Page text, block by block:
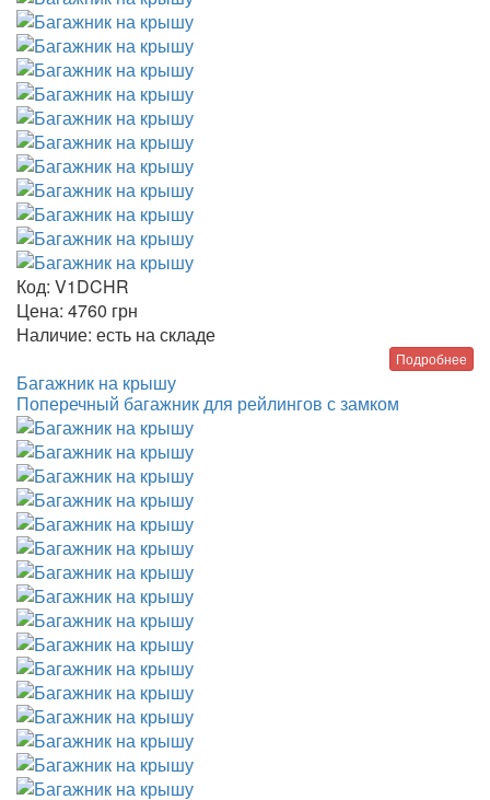
Код: V1DCHR
Цена: 4760 грн
Наличие: есть на складе
Подробнее
Багажник на крышу
Поперечный багажник для рейлингов с замком